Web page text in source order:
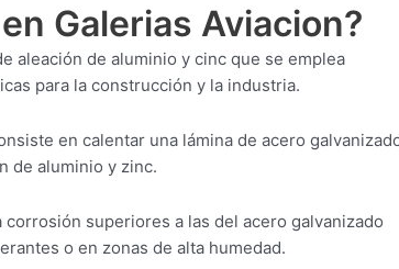
Galerias Aviacion?
aleación de aluminio y cinc que se emplea
para la construcción y la industria.
en calentar una lámina de acero
de aluminio y zinc.
superiores a las del acero galvanizado
o en zonas de alta humedad.